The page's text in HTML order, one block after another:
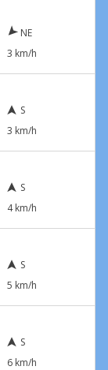
NE
3 km/h
S
3 km/h
S
4 km/h
S
5 km/h
S
6 km/h